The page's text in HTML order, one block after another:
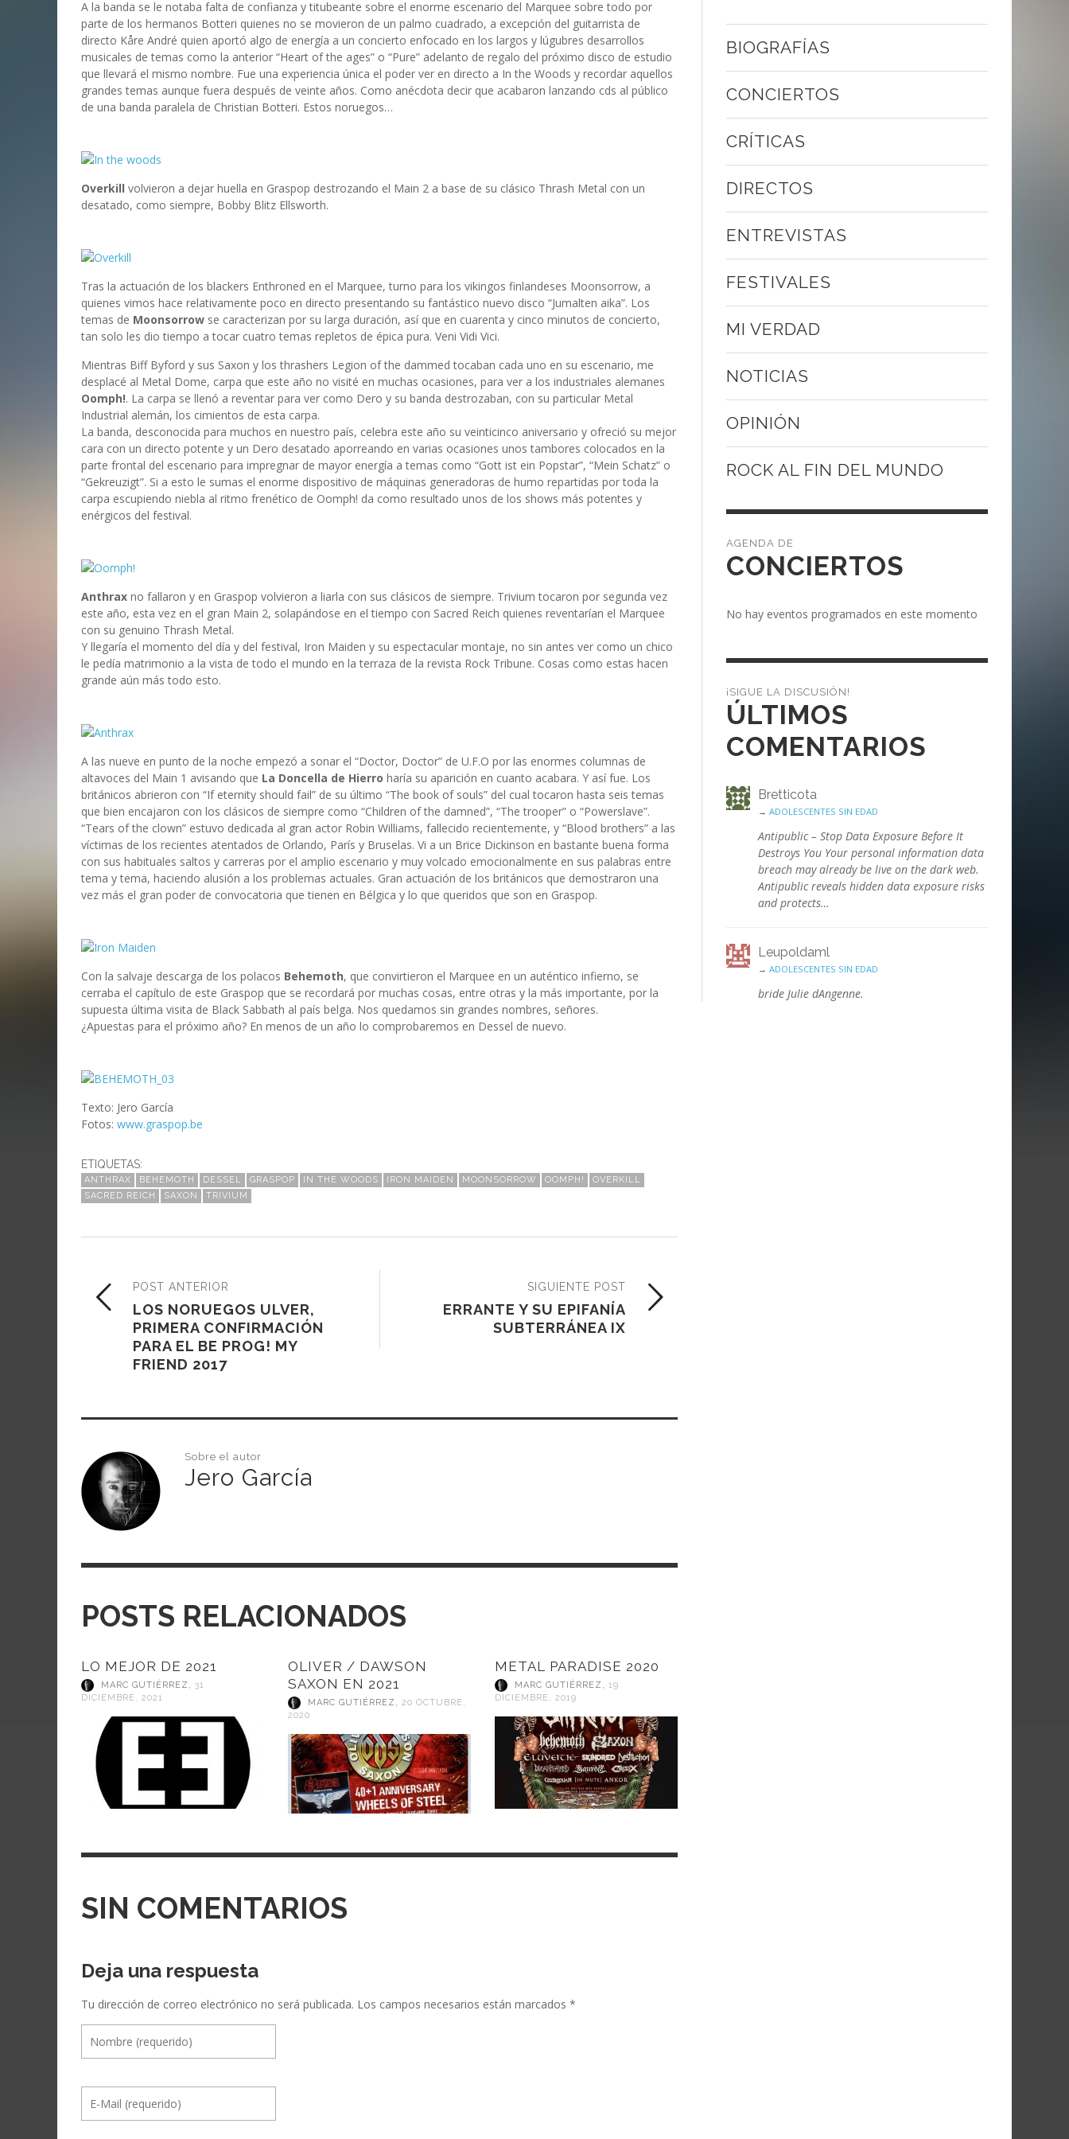
A la banda se le notaba falta de confianza y titubeante sobre el enorme escenario del Marquee sobre todo por
parte de los hermanos Botteri quienes no se movieron de un palmo cuadrado, a excepción del guitarrista de
directo Kåre André quien aportó algo de energía a un concierto enfocado en los largos y lúgubres desarrollos
musicales de temas como la anterior “Heart of the ages” o “Pure” adelanto de regalo del próximo disco de estudio
que llevará el mismo nombre. Fue una experiencia única el poder ver en directo a In the Woods y recordar aquellos
grandes temas aunque fuera después de veinte años. Como anécdota decir que acabaron lanzando cds al público
de una banda paralela de Christian Botteri. Estos noruegos…
Overkill volvieron a dejar huella en Graspop destrozando el Main 2 a base de su clásico Thrash Metal con un
desatado, como siempre, Bobby Blitz Ellsworth.
Tras la actuación de los blackers Enthroned en el Marquee, turno para los vikingos finlandeses Moonsorrow, a
quienes vimos hace relativamente poco en directo presentando su fantástico nuevo disco “Jumalten aika”. Los
temas de Moonsorrow se caracterizan por su larga duración, así que en cuarenta y cinco minutos de concierto,
tan solo les dio tiempo a tocar cuatro temas repletos de épica pura. Veni Vidi Vici.
Mientras Biff Byford y sus Saxon y los thrashers Legion of the dammed tocaban cada uno en su escenario, me
desplacé al Metal Dome, carpa que este año no visité en muchas ocasiones, para ver a los industriales alemanes
Oomph!. La carpa se llenó a reventar para ver como Dero y su banda destrozaban, con su particular Metal
Industrial alemán, los cimientos de esta carpa.
La banda, desconocida para muchos en nuestro país, celebra este año su veinticinco aniversario y ofreció su mejor
cara con un directo potente y un Dero desatado aporreando en varias ocasiones unos tambores colocados en la
parte frontal del escenario para impregnar de mayor energía a temas como “Gott ist ein Popstar”, “Mein Schatz” o
“Gekreuzigt”. Si a esto le sumas el enorme dispositivo de máquinas generadoras de humo repartidas por toda la
carpa escupiendo niebla al ritmo frenético de Oomph! da como resultado unos de los shows más potentes y
enérgicos del festival.
Anthrax no fallaron y en Graspop volvieron a liarla con sus clásicos de siempre. Trivium tocaron por segunda vez
este año, esta vez en el gran Main 2, solapándose en el tiempo con Sacred Reich quienes reventarían el Marquee
con su genuino Thrash Metal.
Y llegaría el momento del día y del festival, Iron Maiden y su espectacular montaje, no sin antes ver como un chico
le pedía matrimonio a la vista de todo el mundo en la terraza de la revista Rock Tribune. Cosas como estas hacen
grande aún más todo esto.
A las nueve en punto de la noche empezó a sonar el “Doctor, Doctor” de U.F.O por las enormes columnas de
altavoces del Main 1 avisando que La Doncella de Hierro haría su aparición en cuanto acabara. Y así fue. Los
británicos abrieron con “If eternity should fail” de su último “The book of souls” del cual tocaron hasta seis temas
que bien encajaron con los clásicos de siempre como “Children of the damned”, “The trooper” o “Powerslave”.
“Tears of the clown” estuvo dedicada al gran actor Robin Williams, fallecido recientemente, y “Blood brothers” a las
víctimas de los recientes atentados de Orlando, París y Bruselas. Vi a un Brice Dickinson en bastante buena forma
con sus habituales saltos y carreras por el amplio escenario y muy volcado emocionalmente en sus palabras entre
tema y tema, haciendo alusión a los problemas actuales. Gran actuación de los británicos que demostraron una
vez más el gran poder de convocatoria que tienen en Bélgica y lo que queridos que son en Graspop.
Con la salvaje descarga de los polacos Behemoth, que convirtieron el Marquee en un auténtico infierno, se
cerraba el capítulo de este Graspop que se recordará por muchas cosas, entre otras y la más importante, por la
supuesta última visita de Black Sabbath al país belga. Nos quedamos sin grandes nombres, señores.
¿Apuestas para el próximo año? En menos de un año lo comprobaremos en Dessel de nuevo.
Texto: Jero García
Fotos: www.graspop.be
ETIQUETAS:
ANTHRAX BEHEMOTH DESSEL GRASPOP IN THE WOODS IRON MAIDEN MOONSORROW OOMPH!
OVERKILL
SACRED REICH
SAXON TRIVIUM
SIGUIENTE POST
ERRANTE Y SU EPIFANÍA
SUBTERRÁNEA IX
POST ANTERIOR
LOS NORUEGOS ULVER,
PRIMERA CONFIRMACIÓN
PARA EL BE PROG! MY
FRIEND 2017
Sobre el autor
Jero García
POSTS RELACIONADOS
LO MEJOR DE 2021
MARC GUTIÉRREZ , 31
DICIEMBRE, 2021
OLIVER / DAWSON
SAXON EN 2021
MARC GUTIÉRREZ , 20 OCTUBRE,
2020
METAL PARADISE 2020
MARC GUTIÉRREZ , 19
DICIEMBRE, 2019
SIN COMENTARIOS
Deja una respuesta
Tu dirección de correo electrónico no será publicada. Los campos necesarios están marcados *
BIOGRAFÍAS
CONCIERTOS
CRÍTICAS
DIRECTOS
ENTREVISTAS
FESTIVALES
MI VERDAD
NOTICIAS
OPINIÓN
ROCK AL FIN DEL MUNDO
CONCIERTOS
No hay eventos programados en este momento
¡SIGUE LA DISCUSIÓN!
ÚLTIMOS
COMENTARIOS
Bretticota
→ ADOLESCENTES SIN EDAD
Antipublic – Stop Data Exposure Before It
Destroys You Your personal information data
breach may already be live on the dark web.
Antipublic reveals hidden data exposure risks
and protects…
Leupoldaml
→ ADOLESCENTES SIN EDAD
bride Julie dAngenne.